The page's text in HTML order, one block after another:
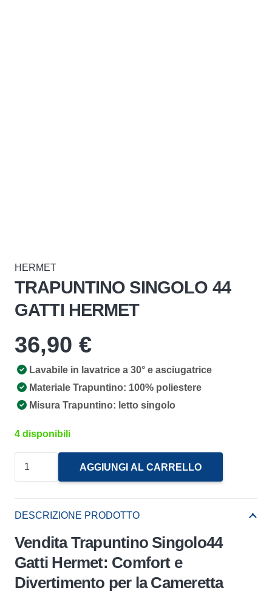
HERMET
TRAPUNTINO SINGOLO 44
GATTI HERMET
36,90 €
Lavabile in lavatrice a 30° e asciugatrice
Materiale Trapuntino: 100% poliestere
Misura Trapuntino: letto singolo
4 disponibili
Gatti
quantità
AGGIUNGI AL CARRELLO
DESCRIZIONE PRODOTTO
Vendita Trapuntino Singolo44
Gatti Hermet: Comfort e
Divertimento per la Cameretta